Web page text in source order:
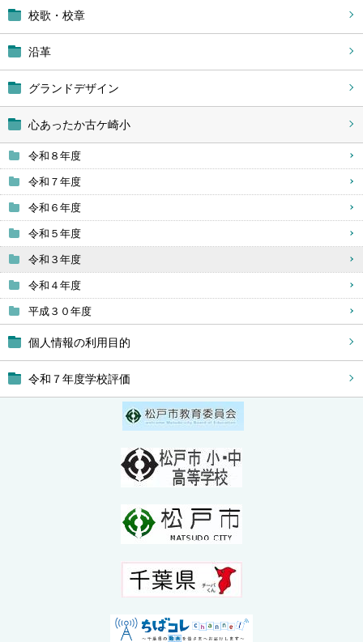
校歌・校章
沿革
グランドデザイン
心あったか古ケ崎小
令和８年度
令和７年度
令和６年度
令和５年度
令和３年度
令和４年度
平成３０年度
個人情報の利用目的
令和７年度学校評価